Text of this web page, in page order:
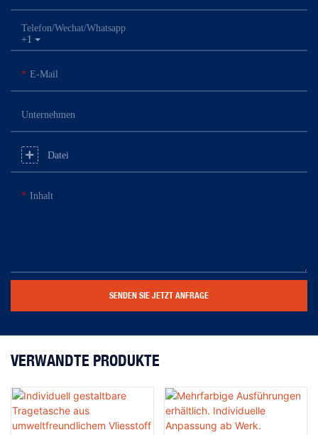
+1
Telefon/Wechat/Whatsapp
E-Mail
Unternehmen
Datei
Inhalt
SENDEN SIE JETZT ANFRAGE
VERWANDTE PRODUKTE